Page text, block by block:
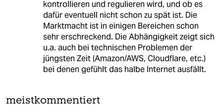
kontrollieren und regulieren wird, und ob es
dafür eventuell nicht schon zu spät ist. Die
Marktmacht ist in einigen Bereichen schon
sehr erschreckend. Die Abhängigkeit zeigt sich
u.a. auch bei technischen Problemen der
jüngsten Zeit (Amazon/AWS, Cloudflare, etc.)
bei denen gefühlt das halbe Internet ausfällt.
meistkommentiert